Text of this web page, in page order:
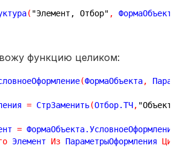
( "Элемент, Отбор" ,
функцию целиком:
(ФормаОбъекта,
= СтрЗаменить(Отбор.ТЧ,
=
Элемент Из ПараметрыОформления